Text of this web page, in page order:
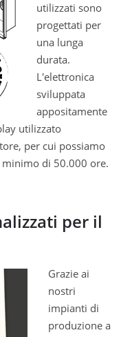
utilizzati sono
progettati per
una lunga
durata.
L'elettronica
sviluppata
appositamente
utilizzato
per cui possiamo
di 50.000 ore.
per il
Grazie ai
nostri
impianti di
produzione a